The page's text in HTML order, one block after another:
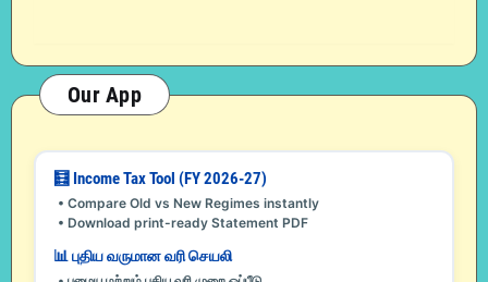
Our App
🧮 Income Tax Tool (FY 2026-27)
• Compare Old vs New Regimes instantly
• Download print-ready Statement PDF
📊 புதிய வருமான வரி செயலி